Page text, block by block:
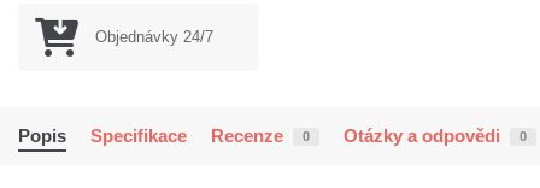
Objednávky 24/7
Popis Specifikace Recenze 0 Otázky a odpovědi 0